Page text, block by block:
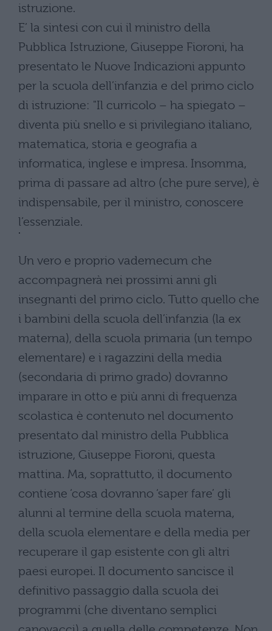
istruzione.
E’ la sintesi con cui il ministro della
Pubblica Istruzione, Giuseppe Fioroni, ha
presentato le Nuove Indicazioni appunto
per la scuola dell’infanzia e del primo ciclo
di istruzione: "Il curricolo – ha spiegato –
diventa più snello e si privilegiano italiano,
matematica, storia e geografia a
informatica, inglese e impresa. Insomma,
prima di passare ad altro (che pure serve), è
indispensabile, per il ministro, conoscere
l’essenziale.
Un vero e proprio vademecum che
accompagnerà nei prossimi anni gli
insegnanti del primo ciclo. Tutto quello che
i bambini della scuola dell’infanzia (la ex
materna), della scuola primaria (un tempo
elementare) e i ragazzini della media
(secondaria di primo grado) dovranno
imparare in otto e più anni di frequenza
scolastica è contenuto nel documento
presentato dal ministro della Pubblica
istruzione, Giuseppe Fioroni, questa
mattina. Ma, soprattutto, il documento
contiene ‘cosa dovranno ‘saper fare’ gli
alunni al termine della scuola materna,
della scuola elementare e della media per
recuperare il gap esistente con gli altri
paesi europei. Il documento sancisce il
definitivo passaggio dalla scuola dei
programmi (che diventano semplici